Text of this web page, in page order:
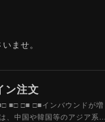
ませ。
ン注文
■□ □■ □■インバウンドが増
、中国や韓国等のアジア系…